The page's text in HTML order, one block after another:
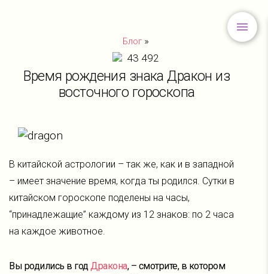
Блог»
43 492
Время рождения знака Дракон из
восточного гороскопа
В китайской астрологии – так же, как и в западной
– имеет значение время, когда ты родился. Сутки в
китайском гороскопе поделены на часы,
“принадлежащие” каждому из 12 знаков: по 2 часа
на каждое животное.
Вы родились в годДракона, – смотрите, в котором